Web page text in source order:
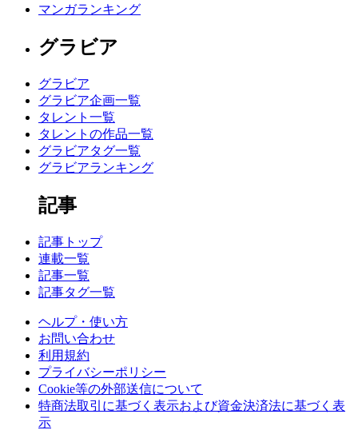
マンガランキング
グラビア
グラビア
グラビア企画一覧
タレント一覧
タレントの作品一覧
グラビアタグ一覧
グラビアランキング
記事
記事トップ
連載一覧
記事一覧
記事タグ一覧
ヘルプ・使い方
お問い合わせ
利用規約
プライバシーポリシー
Cookie等の外部送信について
特商法取引に基づく表示および資金決済法に基づく表
示